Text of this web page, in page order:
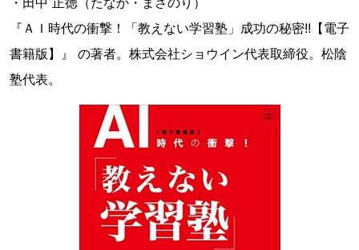
『ＡＩ時代の衝撃！「教えない学習塾」成功の秘密!!【電子
書籍版】』 の著者。株式会社ショウイン代表取締役。松陰
塾代表。